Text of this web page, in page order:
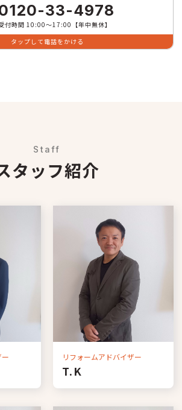
33-4978
付時間 10:00〜17:00【年中無休】
タップして電話をかける
Staff
タッフ紹介
リフォームアドバイザー
T.K